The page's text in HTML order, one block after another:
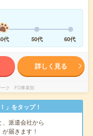
代 50代 60代
詳しく見る
ーク FO事業部
」をタップ！
、派遣会社から
が届きます！